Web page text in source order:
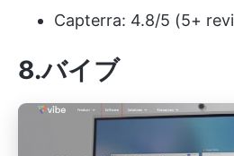
Capterra: 4.8/5 (5+
8.バイブ